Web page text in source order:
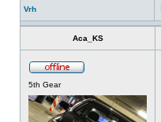
Vrh
Aca_KS
5th Gear